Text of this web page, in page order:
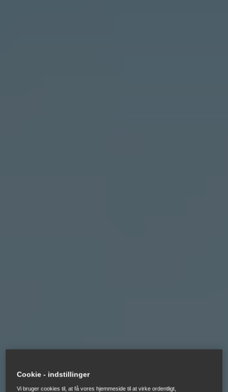
Cookie - indstillinger
Vi bruger cookies til, at få vores hjemmeside til at virke ordentligt,